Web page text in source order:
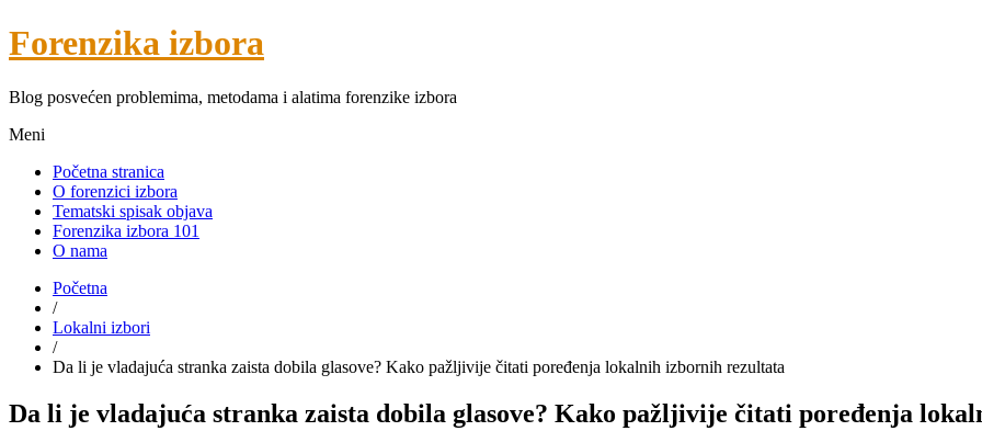
Forenzika izbora
Blog posvećen problemima, metodama i alatima forenzike izbora
Meni
Početna stranica
O forenzici izbora
Tematski spisak objava
Forenzika izbora 101
O nama
Početna
/
Lokalni izbori
/
Da li je vladajuća stranka zaista dobila glasove? Kako pažljivije čitati poređenja lokalnih izbornih rezultata
Da li je vladajuća stranka zaista dobila glasove? Kako pažljivije čitati poređenja